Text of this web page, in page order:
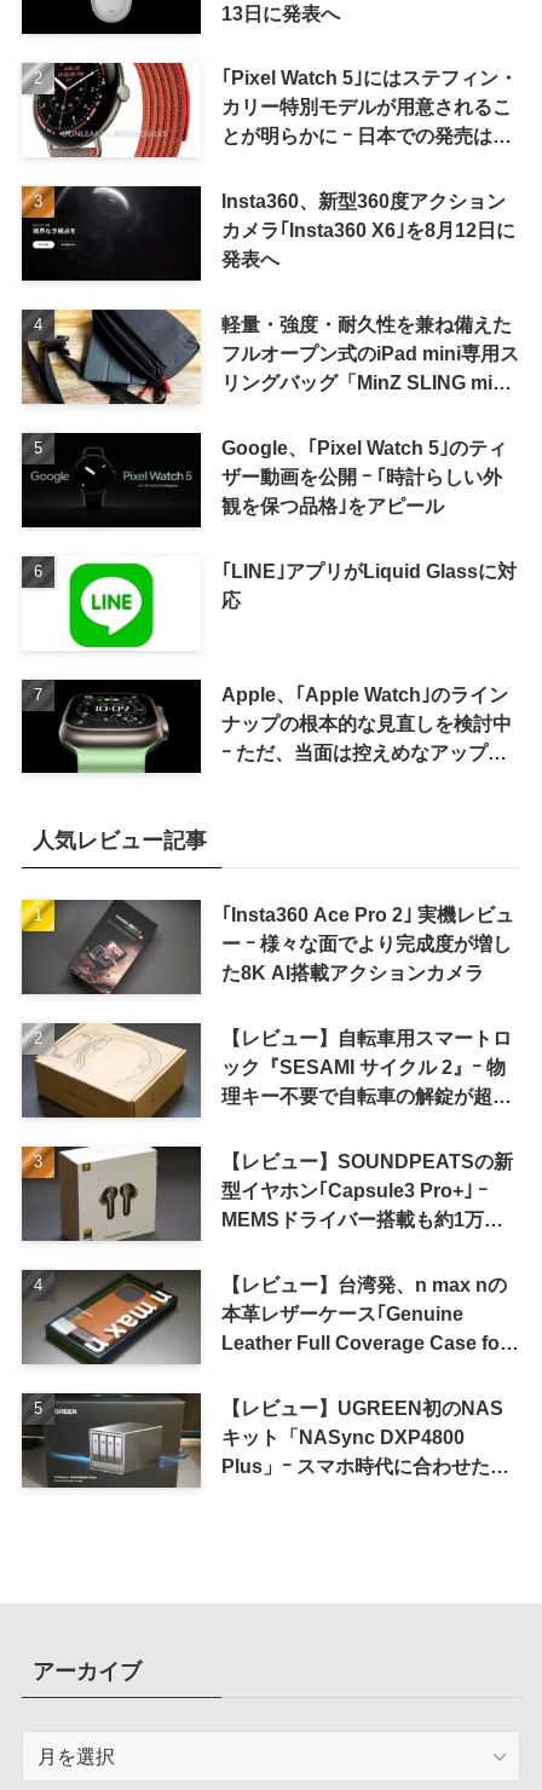
13日に発表へ
｢Pixel Watch 5｣にはステフィン・
カリー特別モデルが用意されるこ
とが明らかに ｰ 日本での発売は期
Insta360、新型360度アクション
カメラ｢Insta360 X6｣を8月12日に
発表へ
軽量・強度・耐久性を兼ね備えた
フルオープン式のiPad mini専用ス
リングバッグ「MinZ SLING mini
Google、｢Pixel Watch 5｣のティ
ザー動画を公開 ｰ ｢時計らしい外
観を保つ品格｣をアピール
｢LINE｣アプリがLiquid Glassに対
応
Apple、｢Apple Watch｣のライン
ナップの根本的な見直しを検討中
ｰ ただ、当面は控えめなアップグ
人気レビュー記事
｢Insta360 Ace Pro 2｣ 実機レビュ
ー ｰ 様々な面でより完成度が増し
た8K AI搭載アクションカメラ
【レビュー】自転車用スマートロ
ック『SESAMI サイクル 2』ｰ 物
理キー不要で自転車の解錠が超簡
【レビュー】SOUNDPEATSの新
型イヤホン｢Capsule3 Pro+｣ ｰ
MEMSドライバー搭載も約1万円
【レビュー】台湾発、n max nの
本革レザーケース｢Genuine
Leather Full Coverage Case for
【レビュー】UGREEN初のNAS
キット「NASync DXP4800
Plus」ｰ スマホ時代に合わせた設
アーカイブ